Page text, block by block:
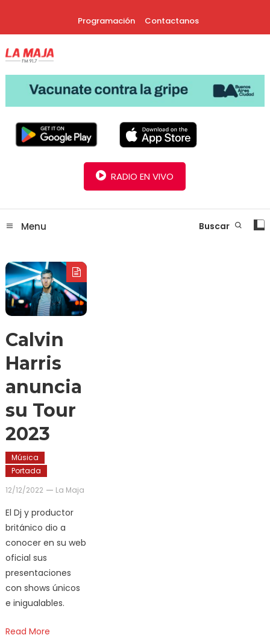
Programación Contactanos
Radio La Maja
RADIO EN VIVO
Menu Buscar
Calvin
Harris
anuncia
su Tour
2023
Música
Portada
12/12/2022
La Maja
El Dj y productor
británico dio a
conocer en su web
oficial sus
presentaciones
con shows únicos
e inigualables.
Read More